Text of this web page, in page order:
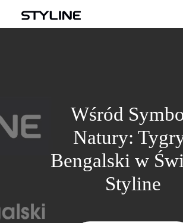
PRODUKTY
PALETA KOLORÓW
KALKULATOR
DLA WYKONAWCÓW
KONTAKT
Wśród
Natury:
Bengalski w
Styline